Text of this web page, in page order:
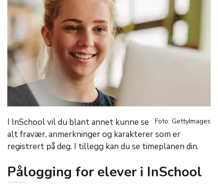
Foto: GettyImages
I InSchool vil du blant annet kunne se
alt fravær, anmerkninger og karakterer som er
registrert på deg. I tillegg kan du se timeplanen din.
Pålogging for elever i InSchool